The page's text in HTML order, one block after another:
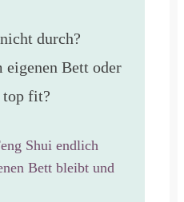
durch?
Bett oder
top fit?
Shui endlich
Bett bleibt und